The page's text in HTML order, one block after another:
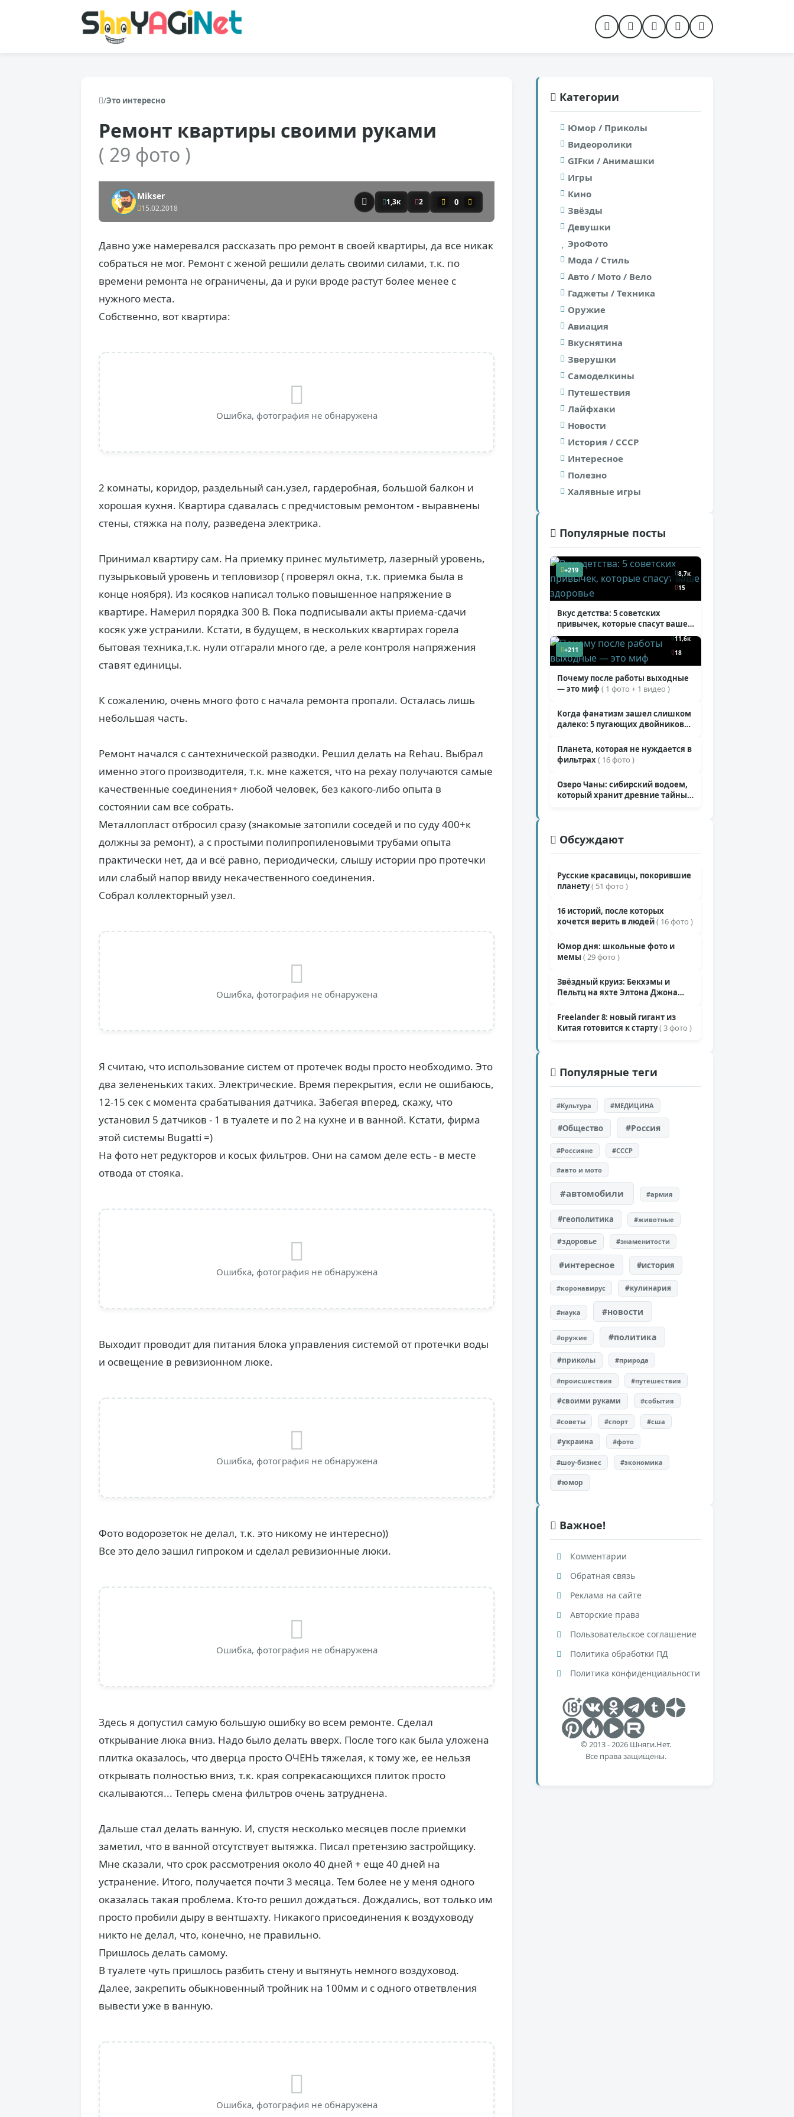
/Это интересно
Ремонт квартиры своими руками
( 29 фото )
Mikser
15.02.2018
1,3к 2 0
Давно уже намеревался рассказать про ремонт в своей квартиры, да все никак
собраться не мог. Ремонт с женой решили делать своими силами, т.к. по
времени ремонта не ограничены, да и руки вроде растут более менее с
нужного места.
Собственно, вот квартира:
Ошибка, фотография не обнаружена
2 комнаты, коридор, раздельный сан.узел, гардеробная, большой балкон и
хорошая кухня. Квартира сдавалась с предчистовым ремонтом - выравнены
стены, стяжка на полу, разведена электрика.
Принимал квартиру сам. На приемку принес мультиметр, лазерный уровень,
пузырьковый уровень и тепловизор ( проверял окна, т.к. приемка была в
конце ноября). Из косяков написал только повышенное напряжение в
квартире. Намерил порядка 300 В. Пока подписывали акты приема-сдачи
косяк уже устранили. Кстати, в будущем, в нескольких квартирах горела
бытовая техника,т.к. нули отгарали много где, а реле контроля напряжения
ставят единицы.
К сожалению, очень много фото с начала ремонта пропали. Осталась лишь
небольшая часть.
Ремонт начался с сантехнической разводки. Решил делать на Rehau. Выбрал
именно этого производителя, т.к. мне кажется, что на рехау получаются самые
качественные соединения+ любой человек, без какого-либо опыта в
состоянии сам все собрать.
Металлопласт отбросил сразу (знакомые затопили соседей и по суду 400+к
должны за ремонт), а с простыми полипропиленовыми трубами опыта
практически нет, да и всё равно, периодически, слышу истории про протечки
или слабый напор ввиду некачественного соединения.
Собрал коллекторный узел.
Ошибка, фотография не обнаружена
Я считаю, что использование систем от протечек воды просто необходимо. Это
два зелененьких таких. Электрические. Время перекрытия, если не ошибаюсь,
12-15 сек с момента срабатывания датчика. Забегая вперед, скажу, что
установил 5 датчиков - 1 в туалете и по 2 на кухне и в ванной. Кстати, фирма
этой системы Вugatti =)
На фото нет редукторов и косых фильтров. Они на самом деле есть - в месте
отвода от стояка.
Ошибка, фотография не обнаружена
Выходит проводит для питания блока управления системой от протечки воды
и освещение в ревизионном люке.
Ошибка, фотография не обнаружена
Фото водорозеток не делал, т.к. это никому не интересно))
Все это дело зашил гипроком и сделал ревизионные люки.
Ошибка, фотография не обнаружена
Здесь я допустил самую большую ошибку во всем ремонте. Сделал
открывание люка вниз. Надо было делать вверх. После того как была уложена
плитка оказалось, что дверца просто ОЧЕНЬ тяжелая, к тому же, ее нельзя
открывать полностью вниз, т.к. края сопрекасающихся плиток просто
скалываются... Теперь смена фильтров очень затруднена.
Дальше стал делать ванную. И, спустя несколько месяцев после приемки
заметил, что в ванной отсутствует вытяжка. Писал претензию застройщику.
Мне сказали, что срок рассмотрения около 40 дней + еще 40 дней на
устранение. Итого, получается почти 3 месяца. Тем более не у меня одного
оказалась такая проблема. Кто-то решил дождаться. Дождались, вот только им
просто пробили дыру в вентшахту. Никакого присоединения к воздуховоду
никто не делал, что, конечно, не правильно.
Пришлось делать самому.
В туалете чуть пришлось разбить стену и вытянуть немного воздуховод.
Далее, закрепить обыкновенный тройник на 100мм и с одного ответвления
вывести уже в ванную.
Ошибка, фотография не обнаружена
Категории
Юмор / Приколы
Видеоролики
GIFки / Анимашки
Игры
Кино
Звёзды
Девушки
ЭроФото
Мода / Стиль
Авто / Мото / Вело
Гаджеты / Техника
Оружие
Авиация
Вкуснятина
Зверушки
Самоделкины
Путешествия
Лайфхаки
Новости
История / СССР
Интересное
Полезно
Халявные игры
Популярные посты
+219
8,7к
15
Вкус детства: 5 советских
привычек, которые спасут ваше
здоровье( 2 фото )
+211
11,6к
18
Почему после работы выходные
— это миф ( 1 фото + 1 видео )
+206
Когда фанатизм зашел слишком
далеко: 5 пугающих двойников
+205
8
Планета, которая не нуждается в
фильтрах( 16 фото )
+199
Озеро Чаны: сибирский водоем,
который хранит древние тайны
Обсуждают
+109
Русские красавицы, покорившие
планету( 51 фото )
+85
16 историй, после которых
хочется верить в людей( 16 фото )
+145
26
Юмор дня: школьные фото и
мемы ( 29 фото )
+162
Звёздный круиз: Бекхэмы и
Пельтц на яхте Элтона Джона
+134
25
Freelander 8: новый гигант из
Китая готовится к старту( 3 фото )
Популярные теги
#Культура #МЕДИЦИНА
#Общество #Россия
#Россияне #СССР
#авто и мото
#автомобили #армия
#геополитика #животные
#здоровье #знаменитости
#интересное #история
#коронавирус #кулинария
#наука #новости
#оружие #политика
#приколы #природа
#происшествия #путешествия
#своими руками #события
#советы #спорт #сша
#украина #фото
#шоу-бизнес #экономика
#юмор
Важное!
Комментарии
Обратная связь
Реклама на сайте
Авторские права
Пользовательское соглашение
Политика обработки ПД
Политика конфиденциальности
© 2013 - 2026 Шняги.Нет.
Все права защищены.